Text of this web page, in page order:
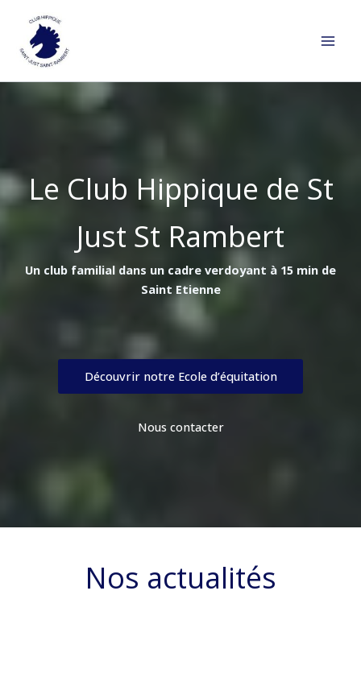
contenu
Le Club Hippique de St
Just St Rambert
Un club familial dans un cadre verdoyant à 15 min de
Saint Etienne
Découvrir notre Ecole d’équitation
Nous contacter
Nos actualités